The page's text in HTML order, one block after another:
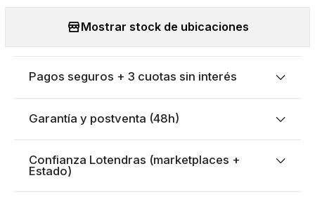
Mostrar stock de ubicaciones
Pagos seguros + 3 cuotas sin interés
Garantía y postventa (48h)
Confianza Lotendras (marketplaces +
Estado)